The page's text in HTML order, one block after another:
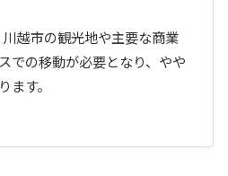
越市の観光地や主要な商業
での移動が必要となり、やや
す。